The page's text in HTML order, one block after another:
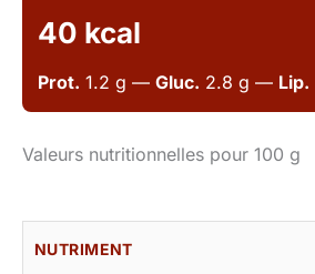
40 kcal
Prot. 1.2 g — Gluc. 2.8 g — Lip.
Valeurs nutritionnelles pour 100 g
NUTRIMENT